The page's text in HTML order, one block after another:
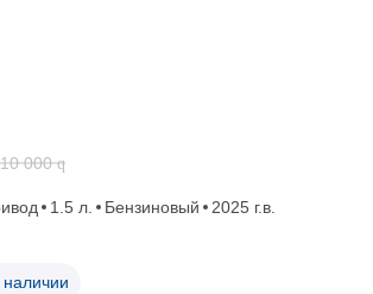
000 q
1.5 л. Бензиновый
2025 г.в.
наличии